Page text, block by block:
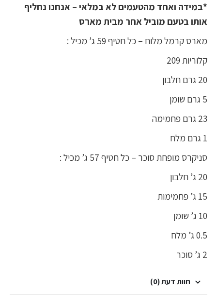
*במידה ואחד מהטעמים לא במלאי – אנחנו נחליף
אותו בטעם מוביל אחר מבית מארס
מארס קרמל מלוח – כל חטיף 59 ג’ מכיל :
קלוריות 209
20 גרם חלבון
5 גרם שומן
23 גרם פחמימה
1 גרם מלח
סניקרס מופחת סוכר – כל חטיף 57 ג’ מכיל :
20 ג’ חלבון
15 ג’ פחמימות
10 ג’ שומן
0.5 ג’ מלח
2 ג’ סוכר
חוות דעת (0)